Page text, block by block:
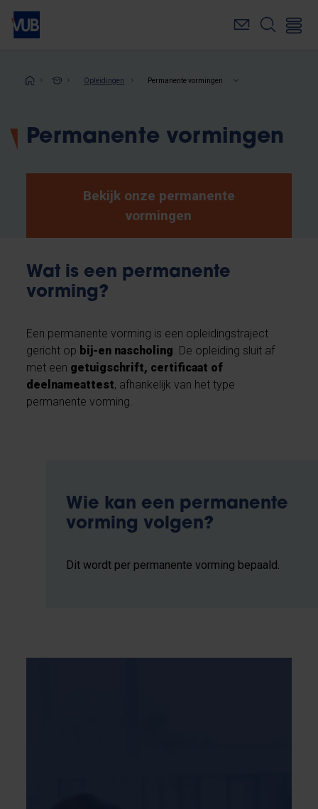
Overslaan
naar
inhoudKruimelpad
Opleidingen Permanente vormingen
Permanente vormingen
Bekijk onze permanente
vormingen
Wat is een permanente
vorming?
Een permanente vorming is een opleidingstraject
gericht op bij-en nascholing. De opleiding sluit af
met een getuigschrift, certificaat of
deelnameattest, afhankelijk van het type
permanente vorming.
Wie kan een permanente
vorming volgen?
Dit wordt per permanente vorming bepaald.